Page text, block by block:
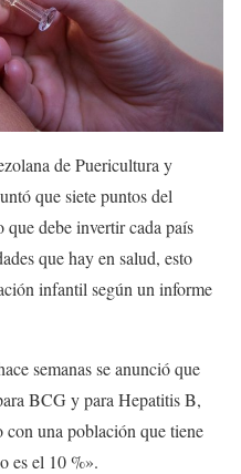
de Puericultura y
que siete puntos del
debe invertir cada país
que hay en salud, esto
infantil según un informe
semanas se anunció que
BCG y para Hepatitis B,
con una población que tiene
es el 10 %».